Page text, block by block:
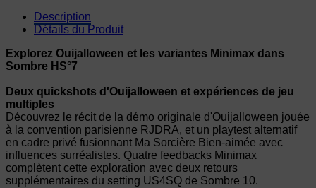
Description
Détails du Produit
Explorez Ouijalloween et les variantes Minimax dans
Sombre HS°7
Deux quickshots d'Ouijalloween et expériences de jeu
multiples
Découvrez le récit de la démo originale d'Ouijalloween jouée
à la convention parisienne RJDRA, et un playtest alternatif
en cadre privé fusionnant Ma Sorcière Bien-aimée avec
influences surréalistes. Quatre feedbacks Minimax
complètent cette exploration avec deux retours
supplémentaires du setting US4SQ de Sombre 10.